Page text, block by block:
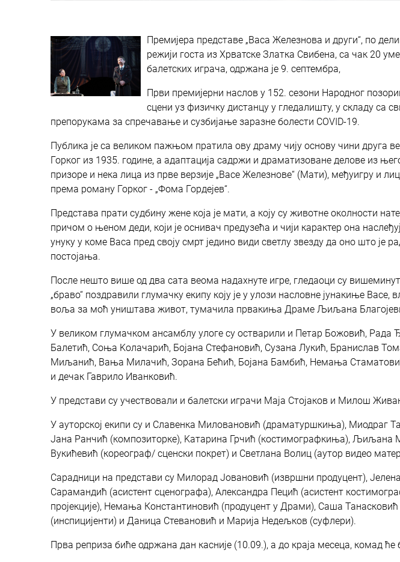
Премијера представе „Васа Железнова и други“, по
режији госта из Хрватске Златка Свибена, са чак 20
балетских играча, одржана је 9. септембра,
Први премијерни наслов у 152. сезони Народног
сцени уз физичку дистанцу у гледалишту, у складу
препорукама за спречавање и сузбијање заразне болести COVID-19.
Публика је са великом пажњом пратила ову драму чију основу чини друга
Горког из 1935. године, а адаптација садржи и драматизоване делове из
призоре и нека лица из прве верзије „Васе Железнове“ (Мати), међуигру и
према роману Горког - „Фома Гордејев“.
Представа прати судбину жене која је мати, а коју су животне околности
причом о њеном деди, који је оснивач предузећа и чији карактер она
унуку у коме Васа пред своју смрт једино види светлу звезду да оно што је
постојања.
После нешто више од два сата веома надахнуте игре, гледаоци су
„браво“ поздравили глумачку екипу коју је у улози насловне јунакиње Васе,
воља за моћ уништава живот, тумачила првакиња Драме Љиљана
У великом глумачком ансамблу улоге су остварили и Петар Божовић, Рада
Балетић, Соња Kолачарић, Бојана Стефановић, Сузана Лукић, Бранислав
Миљанић, Вања Милачић, Зорана Бећић, Бојана Бамбић, Немања
и дечак Гаврило Иванковић.
У представи су учествовали и балетски играчи Маја Стојаков и Милош
У ауторској екипи су и Славенка Миловановић (драматуршкиња), Миодраг
Јана Ранчић (композиторке), Kатарина Грчић (костимографкиња), Љиљана
Вукићевић (кореограф/ сценски покрет) и Светлана Волиц (aутор видео
Сарадници на представи су Милорад Јовановић (извршни продуцент),
Сарамандић (асистент сценографа), Александра Пецић (асистент
пројекције), Немања Константиновић (продуцент у Драми), Саша
(инспицијенти) и Даница Стевановић и Марија Недељков (суфлери).
Прва реприза биће одржана дан касније (10.09.), а до краја месеца, комад